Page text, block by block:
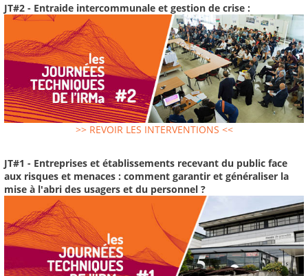
JT#2 - Entraide intercommunale et gestion de crise :
>> REVOIR LES INTERVENTIONS <<
JT#1 - Entreprises et établissements recevant du public face
aux risques et menaces : comment garantir et généraliser la
mise à l'abri des usagers et du personnel ?